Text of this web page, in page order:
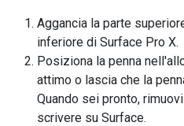
Aggancia la parte
inferiore di Surface Pro X.
Posiziona la penna
attimo o lascia che la
Quando sei pronto,
scrivere su Surface.